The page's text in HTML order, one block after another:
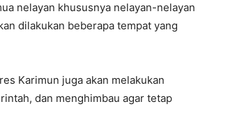
nelayan khususnya nelayan-nelayan
dilakukan beberapa tempat yang
Karimun juga akan melakukan
dan menghimbau agar tetap